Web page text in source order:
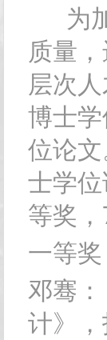
为加
质量
层次
博士
位论
士学
等奖
一等
邓骞
计》